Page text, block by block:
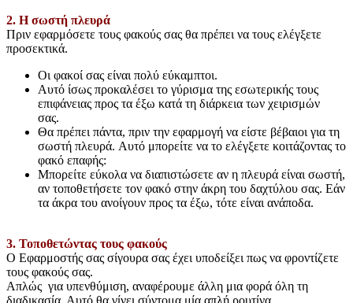
2. Η σωστή πλευρά
Πριν εφαρμόσετε τους φακούς σας θα πρέπει να τους ελέγξετε
προσεκτικά.
Οι φακοί σας είναι πολύ εύκαμπτοι.
Αυτό ίσως προκαλέσει το γύρισμα της εσωτερικής τους
επιφάνειας προς τα έξω κατά τη διάρκεια των χειρισμών
σας.
Θα πρέπει πάντα, πριν την εφαρμογή να είστε βέβαιοι για τη
σωστή πλευρά. Αυτό μπορείτε να το ελέγξετε κοιτάζοντας το
φακό επαφής:
Mπορείτε εύκολα να διαπιστώσετε αν η πλευρά είναι σωστή,
αν τοποθετήσετε τον φακό στην άκρη του δαχτύλου σας. Εάν
τα άκρα του ανοίγουν προς τα έξω, τότε είναι ανάποδα.
3. Τοποθετώντας τους φακούς
Ο Εφαρμοστής σας σίγουρα σας έχει υποδείξει πως να φροντίζετε
τους φακούς σας.
Απλώς για υπενθύμιση, αναφέρουμε άλλη μια φορά όλη τη